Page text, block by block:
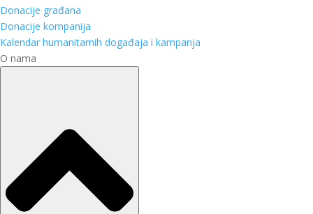
Donacije građana
Donacije kompanija
Kalendar humanitarnih događaja i kampanja
O nama